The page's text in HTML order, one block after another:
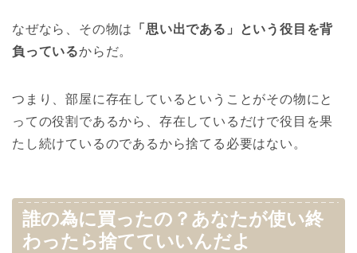
なぜなら、その物は
「思い出である」という役目を背
負っているからだ。
つまり、部屋に存在しているということがその物にと
っての役割であるから、存在しているだけで役目を果
たし続けているのであるから捨てる必要はない。
誰の為に買ったの？あなたが使い終
わったら捨てていいんだよ